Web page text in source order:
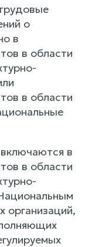
о
в
в области
в области
в
в области
организаций,